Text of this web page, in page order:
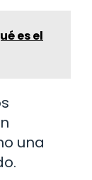
es el
una